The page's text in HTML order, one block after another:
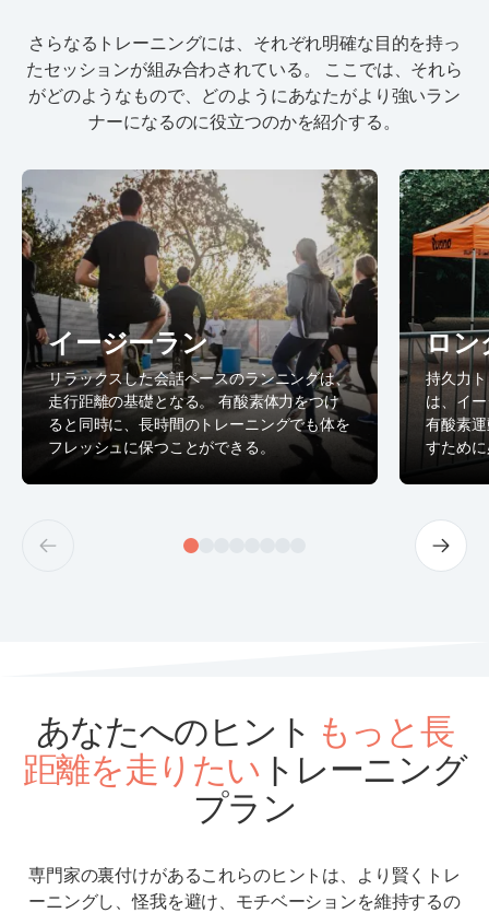
さらなるトレーニングには、それぞれ明確な目的を持っ
たセッションが組み合わされている。 ここでは、それら
がどのようなもので、どのようにあなたがより強いラン
ナーになるのに役立つのかを紹介する。
イージーラン
リラックスした会話ペースのランニングは、
走行距離の基礎となる。 有酸素体力をつけ
ると同時に、長時間のトレーニングでも体を
フレッシュに保つことができる。
ロン
持久力
は、イ
有酸素
すため
あなたへのヒント もっと長
距離を走りたい トレーニング
プラン
専門家の裏付けがあるこれらのヒントは、より賢くトレ
ーニングし、怪我を避け、モチベーションを維持するの